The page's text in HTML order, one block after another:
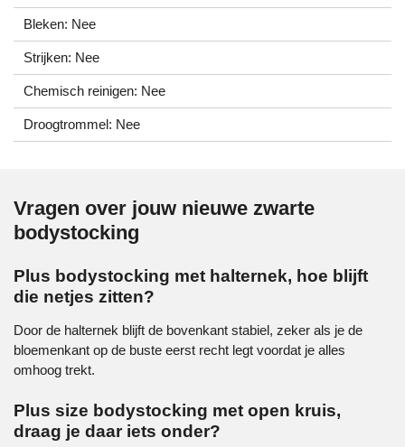
Bleken: Nee
Strijken: Nee
Chemisch reinigen: Nee
Droogtrommel: Nee
Vragen over jouw nieuwe zwarte
bodystocking
Plus bodystocking met halternek, hoe blijft
die netjes zitten?
Door de halternek blijft de bovenkant stabiel, zeker als je de
bloemenkant op de buste eerst recht legt voordat je alles
omhoog trekt.
Plus size bodystocking met open kruis,
draag je daar iets onder?